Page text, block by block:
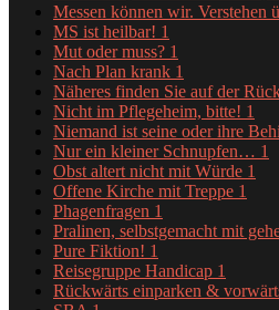
Messen können wir. Verstehen
MS ist heilbar! 1
Mut oder muss? 1
Nach Plan krank 1
Näheres finden Sie auf der
Nicht im Pflegeheim, bitte! 1
Niemand ist seine oder ihre
Nur ein kleiner Schnupfen… 1
Obst altert nicht mit Würde 1
Offene Kirche mit Treppe 1
Phagenfragen 1
Pralinen, selbstgemacht mit
Pure Fiktion! 1
Reisegruppe Handicap 1
Rückwärts einparken &